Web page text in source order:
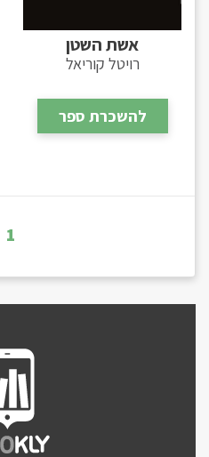
אשת השטן
רויטל קוריאל
להשכרת ספר
1